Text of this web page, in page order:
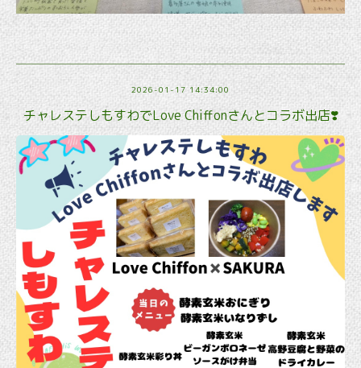
2026-01-17 14:34:00
チャレステしもすわでLove Chiffonさんとコラボ出店❣️